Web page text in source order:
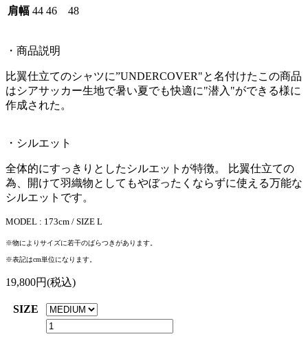
肩幅 44 46 48
・商品説明
比翼仕立てのシャツに”UNDERCOVER"と名付けたこの商品
はシアサッカー生地で暑い夏でも快適に"潜入"ができる様に
作成された。
・シルエット
全体的にすっきりとしたシルエットが特徴。 比翼仕立ての
為、開けて羽織物としてもやぼったくならずに使える万能な
シルエットです。
MODEL : 173cm / SIZE L
※物によりサイズに若干のばらつきがあります。
※表記はcm単位になります。
19,800円(税込)
SIZE